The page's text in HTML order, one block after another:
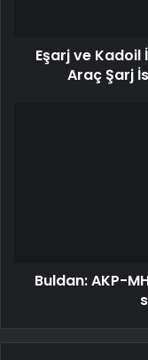
Eşarj ve Kadoil
Araç Şarj
Buldan: AKP-